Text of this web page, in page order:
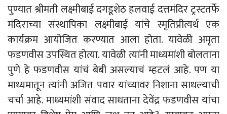
पुण्यात श्रीमती लक्ष्मीबाई दगडूशेठ हलवाई दत्तमंदिर ट्रस्टतर्फे
मंदिराच्या संस्थापिका लक्ष्मीबाई यांचे स्मृतिप्रीत्यर्थ एक
कार्यक्रम आयोजित करण्यात आला होता. यावेळी अमृता
फडणवीस उपस्थित होत्या. यावेळी त्यांनी माध्यमांशी बोलताना
पुणे हे फडणवीस यांचं बेबी असल्याचं म्हटलं आहे. पण या
माध्यमातून त्यांनी अजित पवार यांच्यावर निशाना साधल्याची
चर्चा आहे. माध्यमांशी संवाद साधताना देवेंद्र फडणवीस यांचा